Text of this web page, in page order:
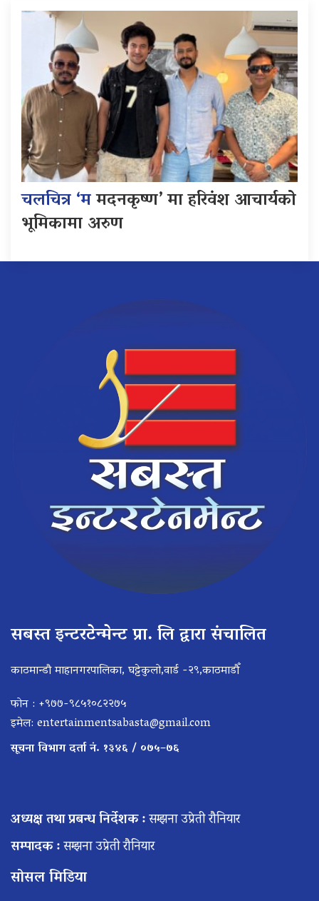
चलचित्र ‘ममदनकृष्ण’ मा हरिवंश आचार्यको
भूमिकामा अरुण
सबस्त इन्टरटेन्मेन्ट प्रा. लि द्वारा संचालित
काठमान्डौ माहानगरपालिका, घट्टेकुलो,वार्ड -२९,काठमाडौँ
फोन : +९७७-९८५१०८२२७५
इमेल: entertainmentsabasta@gmail.com
सूचना विभाग दर्ता नं. १३४६ / ०७५–७६
अध्यक्ष तथा प्रबन्ध निर्देशक :सम्झना उप्रेती रौनियार
सम्पादक :सम्झना उप्रेती रौनियार
सोसल मिडिया